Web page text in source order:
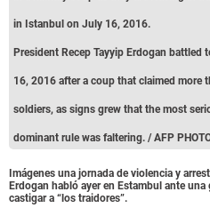
in Istanbul on July 16, 2016.
President Recep Tayyip Erdogan
16, 2016 after a coup that claimed more
soldiers, as signs grew that the most
dominant rule was faltering. / AFP
Imágenes una jornada de violencia y
Erdogan habló ayer en Estambul ante
castigar a “los traidores”.